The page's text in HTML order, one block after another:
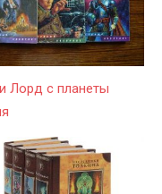
Лорд с планеты